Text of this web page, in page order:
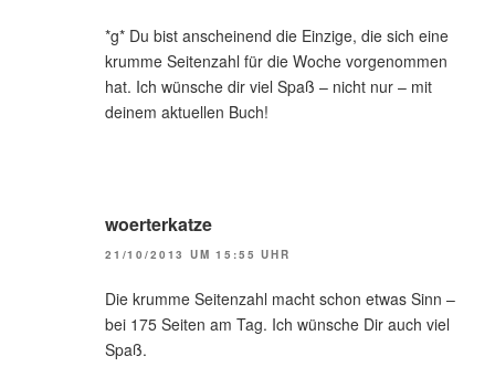
*g* Du bist anscheinend die Einzige, die sich eine
krumme Seitenzahl für die Woche vorgenommen
hat. Ich wünsche dir viel Spaß – nicht nur – mit
deinem aktuellen Buch!
woerterkatze
21/10/2013 UM 15:55 UHR
Die krumme Seitenzahl macht schon etwas Sinn –
bei 175 Seiten am Tag. Ich wünsche Dir auch viel
Spaß.